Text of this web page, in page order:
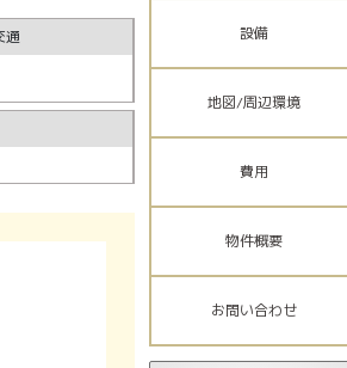
通 設備
地図/周辺環境
費用
物件概要
お問い合わせ